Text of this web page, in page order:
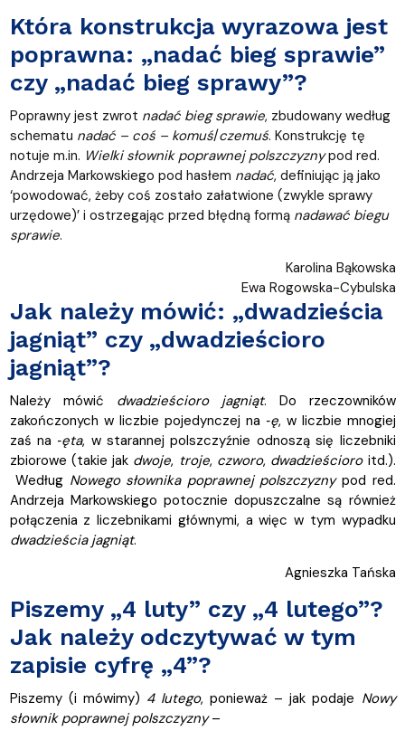
Która konstrukcja wyrazowa jest
poprawna: „nadać bieg sprawie”
czy „nadać bieg sprawy”?
Poprawny jest zwrot nadać bieg sprawie, zbudowany według
schematu nadać – coś – komuś/czemuś. Konstrukcję tę
notuje m.in. Wielki słownik poprawnej polszczyznypod red.
Andrzeja Markowskiego pod hasłem nadać, definiując ją jako
‘powodować, żeby coś zostało załatwione (zwykle sprawy
urzędowe)’ i ostrzegając przed błędną formą nadawać biegu
sprawie.
Karolina Bąkowska
Ewa Rogowska-Cybulska
Jak należy mówić: „dwadzieścia
jagniąt” czy „dwadzieścioro
jagniąt”?
Należy mówić dwadzieścioro jagniąt. Do rzeczowników
zakończonych w liczbie pojedynczej na ‑ę, w liczbie mnogiej
zaś na‑ęta, w starannej polszczyźnie odnoszą się liczebniki
zbiorowe (takie jak dwoje, troje, czworo, dwadzieścioroitd.).
Według Nowego słownika poprawnej polszczyznypod red.
Andrzeja Markowskiego potocznie dopuszczalne są również
połączenia z liczebnikami głównymi, a więc w tym wypadku
dwadzieścia jagniąt.
Agnieszka Tańska
Piszemy „4 luty” czy „4 lutego”?
Jak należy odczytywać w tym
zapisie cyfrę „4”?
Piszemy (i mówimy) 4 lutego, ponieważ – jak podaje Nowy
słownik poprawnej polszczyzny–